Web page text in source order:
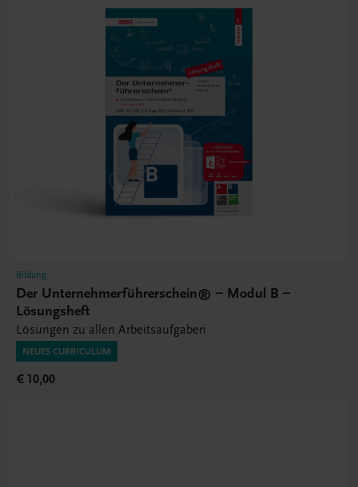
Bildung
Der Unternehmerführerschein® – Modul B –
Lösungsheft
Lösungen zu allen Arbeitsaufgaben
NEUES CURRICULUM
€ 10,00